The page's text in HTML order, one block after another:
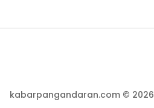
kabarpangandaran.com © 2026